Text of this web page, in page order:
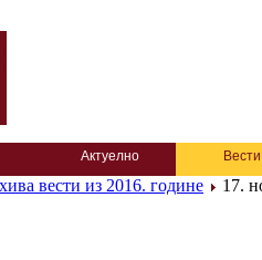
Актуелно Вести
вести из 2016. године 17.